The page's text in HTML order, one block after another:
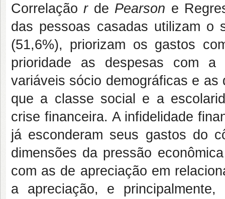
Correlaçãor de Pearson e
das pessoas casadas utilizam o
(51,6%), priorizam os gastos
prioridade as despesas com
variáveis sócio demográficas e
que a classe social e a
crise financeira. A infidelidade
já esconderam seus gastos do
dimensões da pressão
com as de apreciação em
a apreciação, e